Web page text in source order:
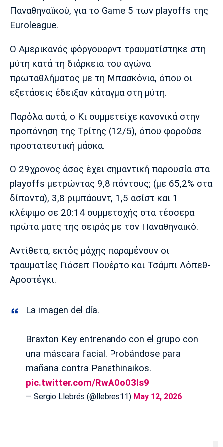
Πολιτισμός
Τραγούδια
Cine Spot
Running
Παρασκήνιο
Πρόγραμμα TV
Μπαρτσελόνα
Μαδρίτης
Μαδρίτης
Μάντσεστερ
Τσέλσι Άρσεναλ
Λίβερπουλ
Μάντσεστερ
Γιουβέντους
Μπορούσια
Ντόρτμουντ
Παρί Σεν
Ζερμέν
Μαρσέιγ
Τότεναμ
Παναθηναϊκού, για το Game 5 των playoffs της
Euroleague.
Ο Αμερικανός φόργουορντ τραυματίστηκε στη
μύτη κατά τη διάρκεια του αγώνα
πρωταθλήματος με τη Μπασκόνια, όπου οι
εξετάσεις έδειξαν κάταγμα στη μύτη.
Παρόλα αυτά, ο Κι συμμετείχε κανονικά στην
προπόνηση της Τρίτης (12/5), όπου φορούσε
προστατευτική μάσκα.
Ο 29χρονος άσος έχει σημαντική παρουσία στα
playoffs μετρώντας 9,8 πόντους; (με 65,2% στα
δίποντα), 3,8 ριμπάουντ, 1,5 ασίστ και 1
κλέψιμο σε 20:14 συμμετοχής στα τέσσερα
πρώτα ματς της σειράς με τον Παναθηναϊκό.
Αντίθετα, εκτός μάχης παραμένουν οι
τραυματίες Γιόσεπ Πουέρτο και Τσάμπι Λόπεθ-
Αροστέγκι.
La imagen del día.
Braxton Key entrenando con el grupo con
una máscara facial. Probándose para
mañana contra Panathinaikos.
pic.twitter.com/RwA0o03ls9
— Sergio Llebrés (@llebres11) May 12, 2026